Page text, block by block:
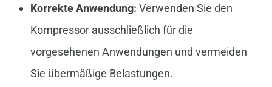
Korrekte Anwendung: Verwenden Sie den
Kompressor ausschließlich für die
vorgesehenen Anwendungen und vermeiden
Sie übermäßige Belastungen.